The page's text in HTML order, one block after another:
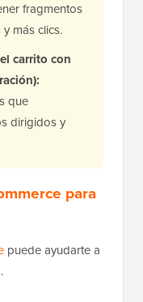
fragmentos
más clics.
carrito con
que
dirigidos y
para
puede ayudarte a